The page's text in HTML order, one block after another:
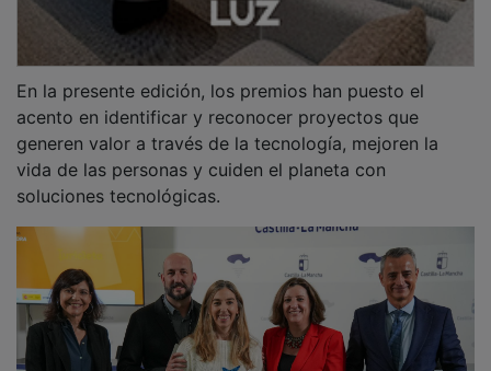
autónoma de bicicletas eléctricaspara el turismo rural,
con estaciones inteligentes y una app que permite
explorar el medio rural de forma sostenible. Su
proyecto ha resultado seleccionado entre las 23
candidaturas que se han presentado en la última
edición de los galardones en Castilla-La Mancha. Los
Premios EmprendeXXI se han consolidado como un
referente clave para el ecosistema emprendedor tanto
a nivel nacional como autonómico.
PUBLICIDAD